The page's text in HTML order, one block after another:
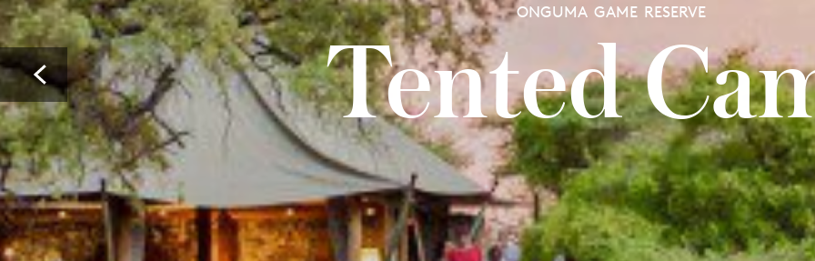
Prev
ONGUMA GAME RESERVE
Tented